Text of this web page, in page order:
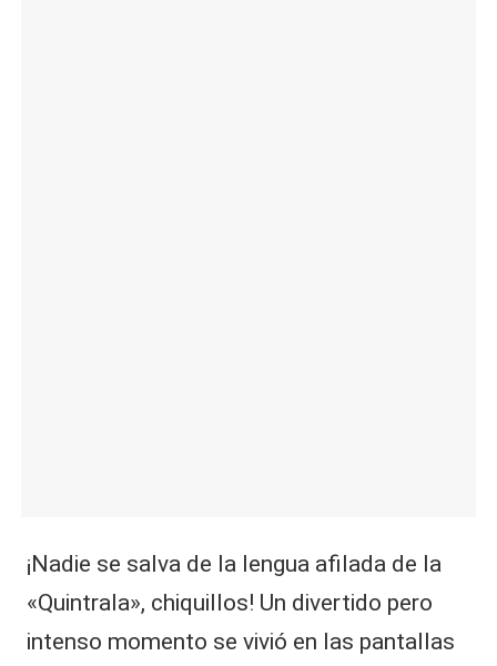
¡Nadie se salva de la lengua afilada de la
«Quintrala», chiquillos! Un divertido pero
intenso momento se vivió en las pantallas